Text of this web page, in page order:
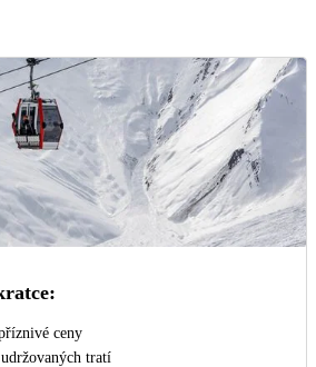
ceny
tratí